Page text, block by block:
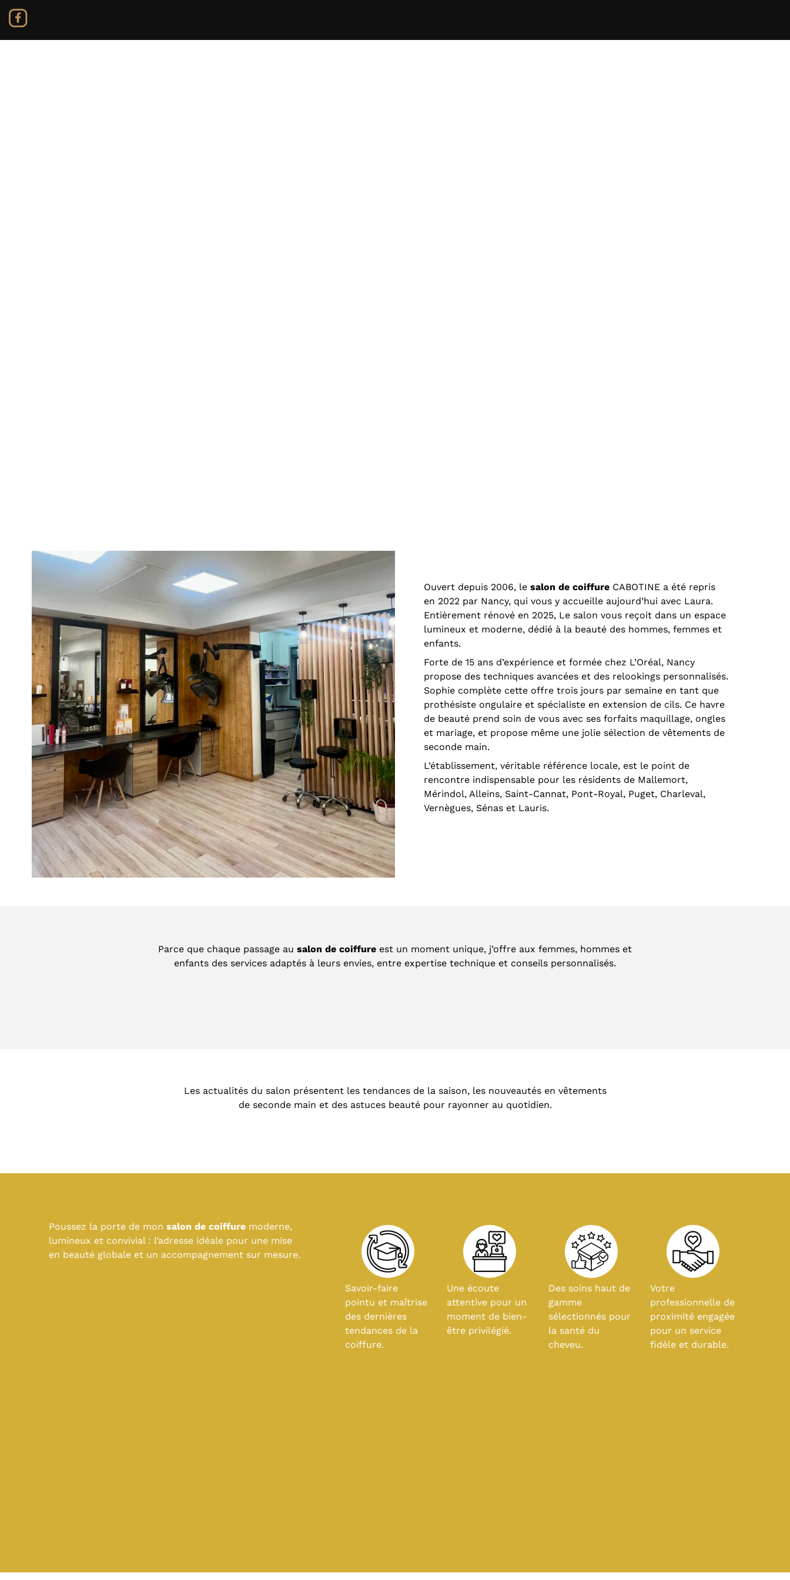
Ouvert depuis 2006, lesalon de coiffure CABOTINE a été repris
en 2022 par Nancy, qui vous y accueille aujourd’hui avec Laura.
Entièrement rénové en 2025, Le salon vous reçoit dans un espace
lumineux et moderne, dédié à la beauté des hommes, femmes et
enfants.
Forte de 15 ans d’expérience et formée chez L’Oréal, Nancy
propose des techniques avancées et des relookings personnalisés.
Sophie complète cette offre trois jours par semaine en tant que
prothésiste ongulaire et spécialiste en extension de cils. Ce havre
de beauté prend soin de vous avec ses forfaits maquillage, ongles
et mariage, et propose même une jolie sélection de vêtements de
seconde main.
L’établissement, véritable référence locale, est le point de
rencontre indispensable pour les résidents de Mallemort,
Mérindol, Alleins, Saint-Cannat, Pont-Royal, Puget, Charleval,
Vernègues, Sénas et Lauris.
Parce que chaque passage au salon de coiffure est un moment unique, j’offre aux femmes, hommes et
enfants des services adaptés à leurs envies, entre expertise technique et conseils personnalisés.
Les actualités du salon présentent les tendances de la saison, les nouveautés en vêtements
de seconde main et des astuces beauté pour rayonner au quotidien.
Poussez la porte de monsalon de coiffure moderne,
lumineux et convivial : l’adresse idéale pour une mise
en beauté globale et un accompagnement sur mesure.
Savoir-faire
pointu et maîtrise
des dernières
tendances de la
coiffure.
Une écoute
attentive pour un
moment de bien-
être privilégié.
Des soins haut de
gamme
sélectionnés pour
la santé du
cheveu.
Votre
professionnelle de
proximité engagée
pour un service
fidèle et durable.